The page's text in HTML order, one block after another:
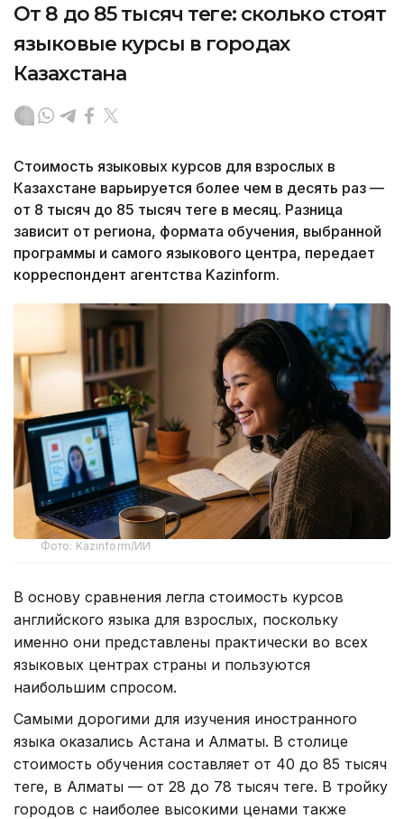
От 8 до 85 тысяч теңге: сколько стоят
языковые курсы в городах
Казахстана
Стоимость языковых курсов для взрослых в
Казахстане варьируется более чем в десять раз —
от 8 тысяч до 85 тысяч теңге в месяц. Разница
зависит от региона, формата обучения, выбранной
программы и самого языкового центра, передает
корреспондент агентства Kazinform.
Фото: Kazinform/ИИ
В основу сравнения легла стоимость курсов
английского языка для взрослых, поскольку
именно они представлены практически во всех
языковых центрах страны и пользуются
наибольшим спросом.
Самыми дорогими для изучения иностранного
языка оказались Астана и Алматы. В столице
стоимость обучения составляет от 40 до 85 тысяч
теңге, в Алматы — от 28 до 78 тысяч теңге. В тройку
городов с наиболее высокими ценами также